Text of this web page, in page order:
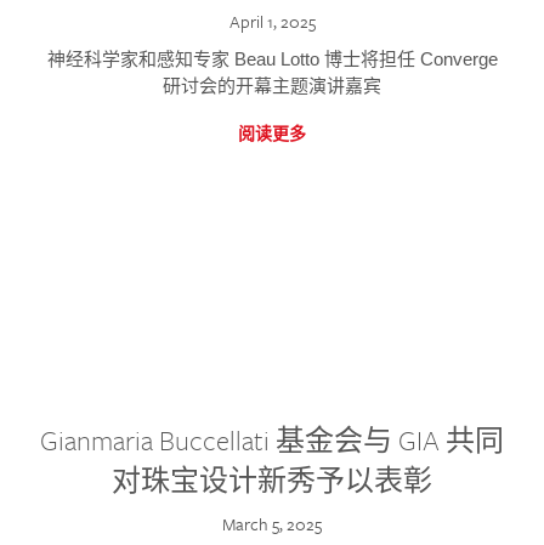
April 1, 2025
神经科学家和感知专家 Beau Lotto 博士将担任 Converge
研讨会的开幕主题演讲嘉宾
阅读更多
Gianmaria Buccellati 基金会与 GIA 共同
对珠宝设计新秀予以表彰
March 5, 2025